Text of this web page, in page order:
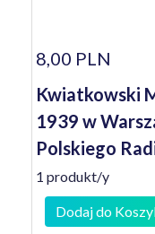
8,00 PLN
Kwiatkowski
1939 w
Polskiego
1 produkt/y
Dodaj do